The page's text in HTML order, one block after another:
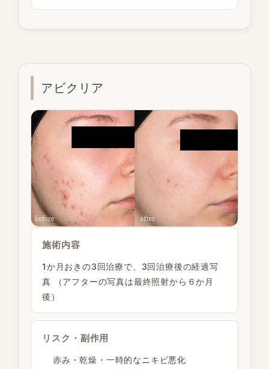
アビクリア
施術内容
1か月おきの3回治療で、3回治療後の経過写
真 （アフターの写真は最終照射から６か月
後）
リスク・副作用
赤み・乾燥・一時的なニキビ悪化